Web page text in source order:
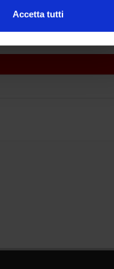
che hai fornito loro o
Accetta tutti